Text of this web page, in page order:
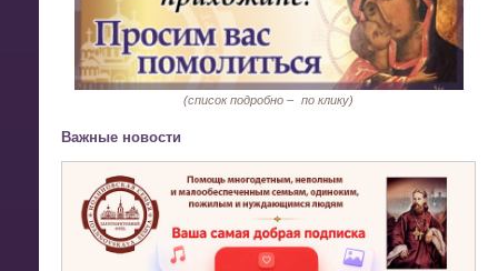
(список подробно – по клику)
Важные новости